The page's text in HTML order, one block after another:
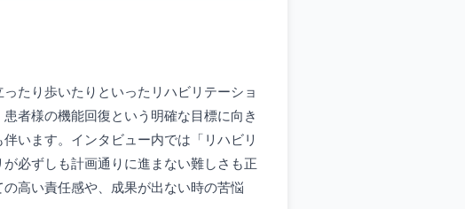
たり歩いたりといったリハビリテーショ
者様の機能回復という明確な目標に向き
います。インタビュー内では「リハビリ
必ずしも計画通りに進まない難しさも正
高い責任感や、成果が出ない時の苦悩